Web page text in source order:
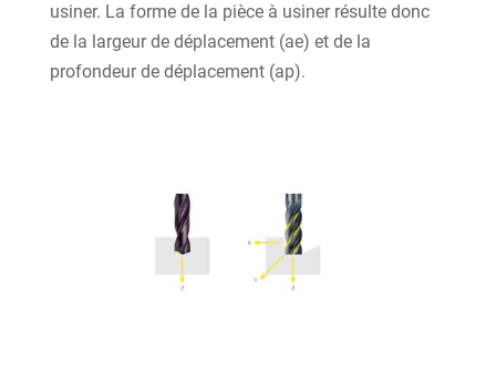
usiner. La forme de la pièce à usiner résulte donc
de la largeur de déplacement (ae) et de la
profondeur de déplacement (ap).